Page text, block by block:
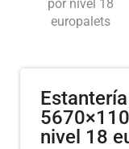
nivel 18